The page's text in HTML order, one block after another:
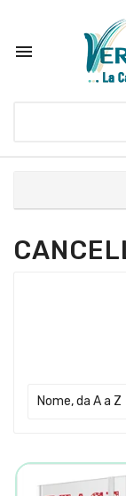

Nome, da A a Z